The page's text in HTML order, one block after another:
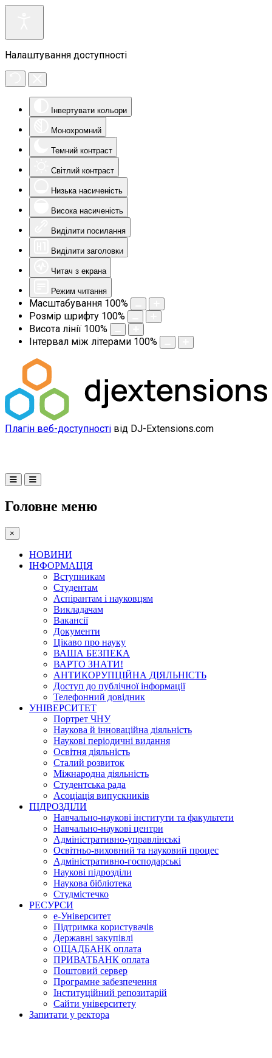
Налаштування доступності
Інвертувати кольори
Монохромний
Темний контраст
Світлий контраст
Низька насиченість
Висока насиченість
Виділити посилання
Виділити заголовки
Читач з екрана
Режим читання
Масштабування 100%
Розмір шрифту 100%
Висота лінії 100%
Інтервал між літерами 100%
Плагін веб-доступності від DJ-Extensions.com
Головне меню
×
НОВИНИ
ІНФОРМАЦІЯ
Вступникам
Студентам
Аспірантам і науковцям
Викладачам
Вакансії
Документи
Цікаво про науку
ВАША БЕЗПЕКА
ВАРТО ЗНАТИ!
АНТИКОРУПЦІЙНА ДІЯЛЬНІСТЬ
Доступ до публічної інформації
Телефонний довідник
УНІВЕРСИТЕТ
Портрет ЧНУ
Наукова й інноваційна діяльність
Наукові періодичні видання
Освітня діяльність
Сталий розвиток
Міжнародна діяльність
Студентська рада
Асоціація випускників
ПІДРОЗДІЛИ
Навчально-наукові інститути та факультети
Навчально-наукові центри
Адміністративно-управлінські
Освітньо-виховний та науковий процес
Адміністративно-господарські
Наукові підрозділи
Наукова бібліотека
Студмістечко
РЕСУРСИ
е-Університет
Підтримка користувачів
Державні закупівлі
ОЩАДБАНК оплата
ПРИВАТБАНК оплата
Поштовий сервер
Програмне забезпечення
Інституційний репозитарій
Сайти університету
Запитати у ректора